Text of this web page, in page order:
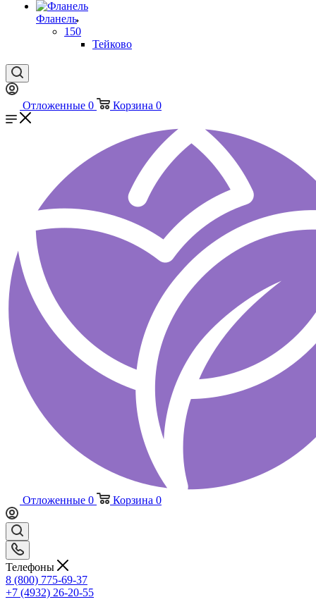
Фланель
150
Тейково
Отложенные 0 Корзина 0
Отложенные 0 Корзина 0
Телефоны
8 (800) 775-69-37
+7 (4932) 26-20-55